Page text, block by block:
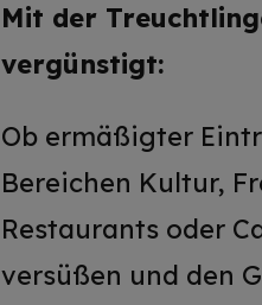
Mit der
vergünstigt:
Ob ermäßigter
Bereichen Kultur,
Restaurants oder
versüßen und den